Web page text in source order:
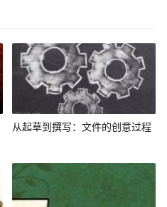
团队协作，确保酒店各个部
解服务员工作中遇到的困难
助。
，分享工作经验，提高整体
从起草到撰写：文件的创意过程